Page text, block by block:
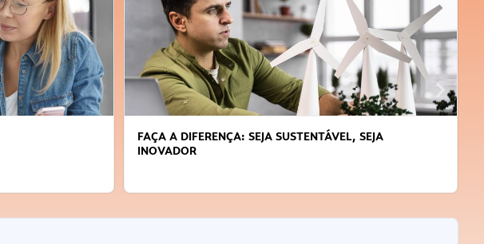
SUSTENTÁVEL, SEJA
APRENDA A GERENCIAR O SEU TEMPO